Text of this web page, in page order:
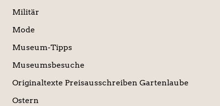
Militär
Mode
Museum-Tipps
Museumsbesuche
Originaltexte Preisausschreiben Gartenlaube
Ostern